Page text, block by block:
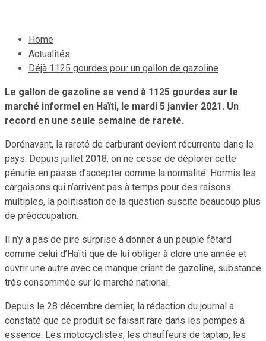
Home
Actualités
Déjà 1125 gourdes pour un gallon de gazoline
Le gallon de gazoline se vend à 1125 gourdes sur le
marché informel en Haïti, le mardi 5 janvier 2021. Un
record en une seule semaine de rareté.
Dorénavant, la rareté de carburant devient récurrente dans le
pays. Depuis juillet 2018, on ne cesse de déplorer cette
pénurie en passe d’accepter comme la normalité. Hormis les
cargaisons qui n’arrivent pas à temps pour des raisons
multiples, la politisation de la question suscite beaucoup plus
de préoccupation.
Il n’y a pas de pire surprise à donner à un peuple fêtard
comme celui d’Haïti que de lui obliger à clore une année et
ouvrir une autre avec ce manque criant de gazoline, substance
très consommée sur le marché national.
Depuis le 28 décembre dernier, la rédaction du journal a
constaté que ce produit se faisait rare dans les pompes à
essence. Les motocyclistes, les chauffeurs de taptap, les